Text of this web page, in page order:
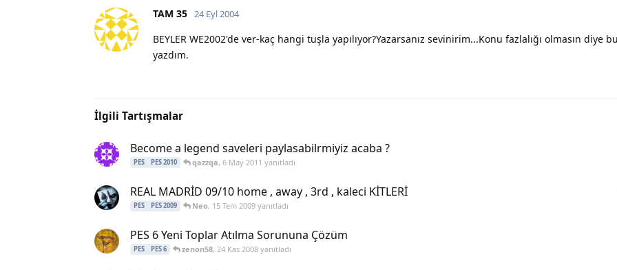
TAM 35 24 Eyl 2004
BEYLER WE2002'de ver-kaç hangi tuşla yapılıyor?Yazarsanız sevinirim...Konu fazlalığı olmasın diye
yazdım.
İlgili Tartışmalar
Become a legend saveleri paylasabilrmiyiz acaba ?
PES PES 2010 qazzqa, 6 May 2011 yanıtladı
REAL MADRİD 09/10 home , away , 3rd , kaleci KİTLERİ
PES PES 2009 Neo, 15 Tem 2009yanıtladı
PES 6 Yeni Toplar Atılma Sorununa Çözüm
PES PES 6 zenon58, 24 Kas 2008yanıtladı